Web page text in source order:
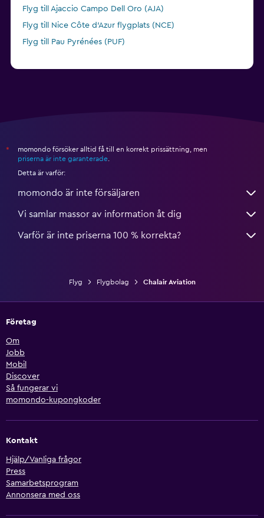
Flyg till Ajaccio Campo Dell Oro (AJA)
Flyg till Nice Côte d'Azur flygplats (NCE)
Flyg till Pau Pyrénées (PUF)
*
momondo försöker alltid få till en korrekt prissättning, men
priserna är inte garanterade
Detta är varför:
momondo är inte försäljaren
Vi samlar massor av information åt dig
Varför är inte priserna 100 % korrekta?
Flyg Flygbolag Chalair Aviation
Företag
Om
Jobb
Mobil
Discover
Så fungerar vi
momondo-kupongkoder
Kontakt
Hjälp/Vanliga frågor
Press
Samarbetsprogram
Annonsera med oss